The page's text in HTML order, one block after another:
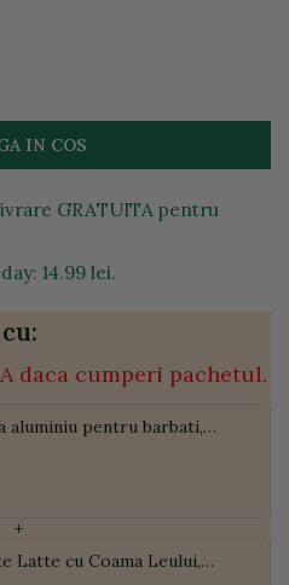
IN COS
GRATUITA pentru
14.99 lei.
daca cumperi pachetul.
aluminiu pentru barbati,
+
Latte cu Coama Leului,